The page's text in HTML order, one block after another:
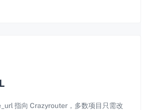
指向 Crazyrouter，多数项目只需改